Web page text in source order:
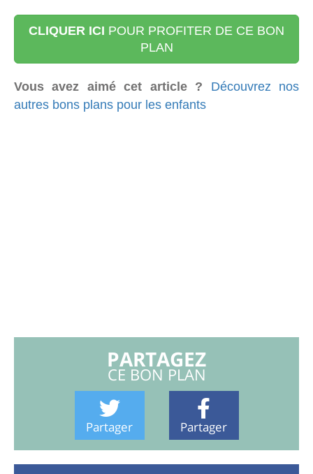
CLIQUER ICI POUR PROFITER DE CE BON
PLAN
Vous avez aimé cet article ?
Découvrez nos
autres bons plans pour les enfants
PARTAGEZ
CE BON PLAN
Partager Partager